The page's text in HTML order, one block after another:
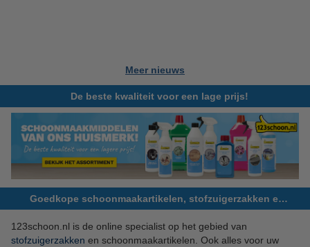
Meer nieuws
De beste kwaliteit voor een lage prijs!
Goedkope schoonmaakartikelen, stofzuigerzakken en meer!
123schoon.nl is de online specialist op het gebied van
stofzuigerzakken en schoonmaakartikelen. Ook alles voor uw